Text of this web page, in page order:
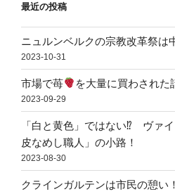
最近の投稿
ニュルンベルクの宗教改革祭は
2023-10-31
市場で苺 を大量に買わされた
2023-09-29
「白と黄色」ではない⁉ ヴァ
皮なめし職人」の小路！
2023-08-30
クラインガルテンは市民の憩い！